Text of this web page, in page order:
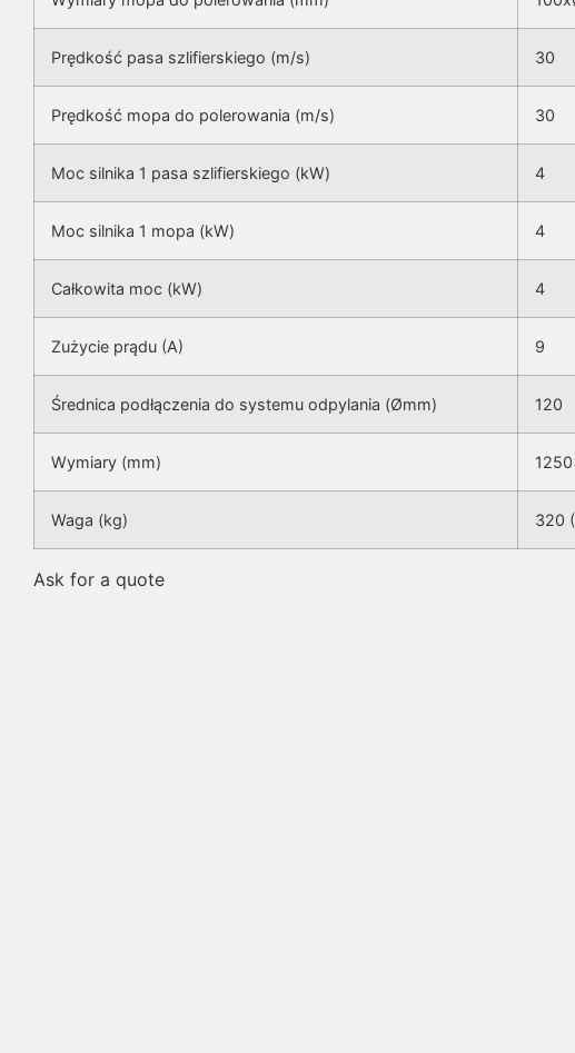
Prędkość pasa szlifierskiego (m/s) 30
Prędkość mopa do polerowania (m/s) 30
Moc silnika 1 pasa szlifierskiego (kW) 4
Moc silnika 1 mopa (kW) 4
Całkowita moc (kW) 4
Zużycie prądu (A) 9
Średnica podłączenia do systemu odpylania (Ømm) 120
Wymiary (mm)
Waga (kg) 320
Ask for a quote